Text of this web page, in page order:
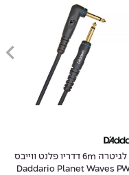
כבל לגיטרה 6m דדריו פלנט ווייבס
- Daddario Planet Waves